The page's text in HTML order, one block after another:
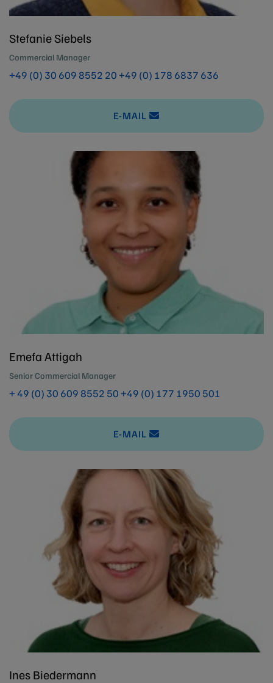
Stefanie Siebels
Commercial Manager
+49 (0) 30 609 8552 20+49 (0) 178 6837 636
E-MAIL
Emefa Attigah
Senior Commercial Manager
+ 49 (0) 30 609 8552 50+49 (0) 177 1950 501
E-MAIL
Ines Biedermann